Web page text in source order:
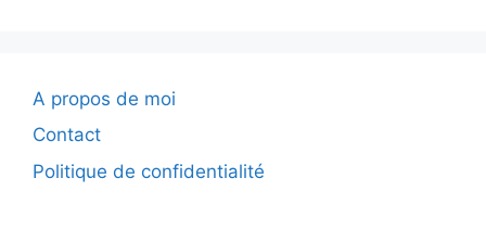
A propos de moi
Contact
Politique de confidentialité